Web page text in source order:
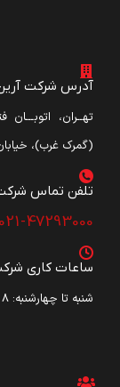
آدرس شرکت
تهــران،
(گمرک غرب)، خیابان
تلفن تماس
021-47293000
ساعات کاری
شنبه تا چهارشنبه: ۸ صبح الی 17 عصر